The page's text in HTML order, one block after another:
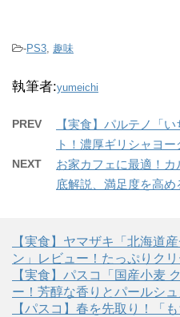
-PS3, 趣味
執筆者:yumeichi
PREV
【実食】パルテノ「
ト！濃厚ギリシャヨ
NEXT
お家カフェに最適！
底解説、満足度を高め
【実食】ヤマザキ「北海道
ン」レビュー！たっぷりク
【実食】パスコ「国産小麦
ー！芳醇な香りとパールシ
【パスコ】春を先取り！「